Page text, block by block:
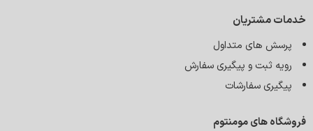
خدمات مشتریان
پرسش های متداول
رویه ثبت و پیگیری سفارش
پیگیری سفارشات
فروشگاه های مومنتوم